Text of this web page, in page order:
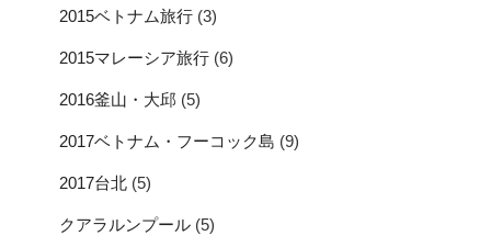
2015ベトナム旅行 (3)
2015マレーシア旅行 (6)
2016釜山・大邱 (5)
2017ベトナム・フーコック島 (9)
2017台北 (5)
クアラルンプール (5)